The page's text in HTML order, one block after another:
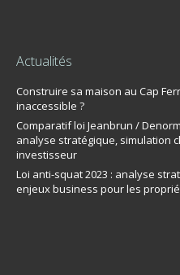
Actualités
Construire sa maison au Cap
inaccessible ?
Comparatif loi Jeanbrun /
analyse stratégique, simulation
investisseur
Loi anti-squat 2023 : analyse
enjeux business pour les